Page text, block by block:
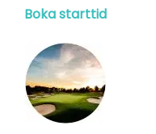
Boka starttid